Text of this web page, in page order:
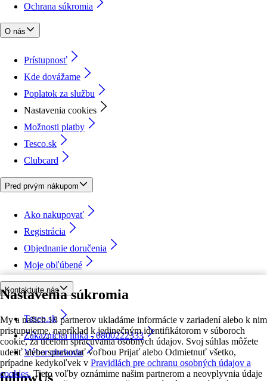
Nastavenia súkromia
My a našich 18 partnerov ukladáme informácie v zariadení alebo k nim
pristupujeme, napríklad k jedinečným identifikátorom v súboroch
cookie, za účelom spracúvania osobných údajov. Svoj súhlas môžete
udeliť alebo spravovať voľbou Prijať alebo Odmietnuť všetko,
prípadne kedykoľvek v Pravidlách pre ochranu osobných údajov a
cookies. Tieto voľby oznámime našim partnerom a neovplyvnia údaje
Ochrana súkromia
O nás
Prístupnosť
Kde dovážame
Poplatok za službu
Nastavenia cookies
Možnosti platby
Tesco.sk
Clubcard
Pred prvým nákupom
Ako nakupovať
Registrácia
Objednanie doručenia
Moje obľúbené
Kontaktujte nás
Tesco.sk
Zákaznícka linka - 0800222333
Výber obchodu
followUs